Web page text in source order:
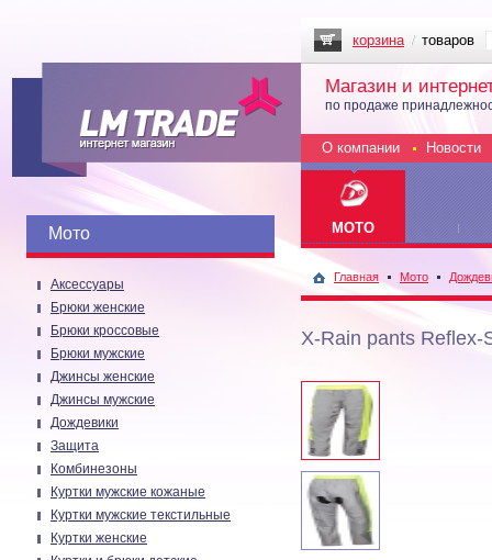
Мото
Аксессуары
Брюки женские
Брюки кроссовые
Брюки мужские
Джинсы женские
Джинсы мужские
Дождевики
Защита
Комбинезоны
Куртки мужские кожаные
Куртки мужские текстильные
Куртки женские
корзина товаров
Магазин и
по продаже
О компании Новости
МОТО
Главная Мото
X-Rain pants Reflex-